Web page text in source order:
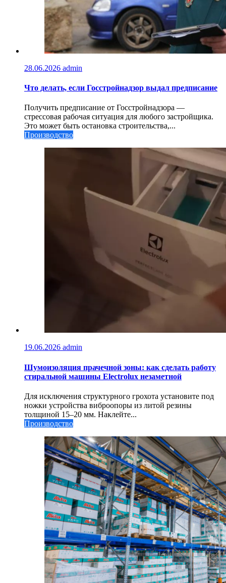
28.06.2026 admin
Что делать, если Госстройнадзор выдал предписание
Получить предписание от Госстройнадзора —
стрессовая рабочая ситуация для любого застройщика.
Это может быть остановка строительства,...
Производство
19.06.2026 admin
Шумоизоляция прачечной зоны: как сделать работу
стиральной машины Electrolux незаметной
Для исключения структурного грохота установите под
ножки устройства виброопоры из литой резины
толщиной 15–20 мм. Наклейте...
Производство